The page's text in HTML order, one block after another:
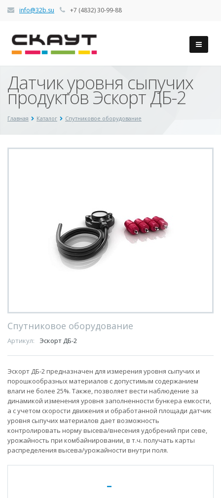
info@32b.su +7 (4832) 30-99-88
Датчик уровня сыпучих
продуктов Эскорт ДБ-2
Главная Каталог Спутниковое оборудование
Спутниковое оборудование
Артикул: Эскорт ДБ-2
Эскорт ДБ-2 предназначен для измерения уровня сыпучих и
порошкообразных материалов с допустимым содержанием
влаги не более 25%. Также, позволяет вести наблюдение за
динамикой изменения уровня заполненности бункера емкости,
а с учетом скорости движения и обработанной площади датчик
уровня сыпучих материалов дает возможность
контролировать норму высева/внесения удобрений при севе,
урожайность при комбайнировании, в т.ч. получать карты
распределения высева/урожайности внутри поля.
-